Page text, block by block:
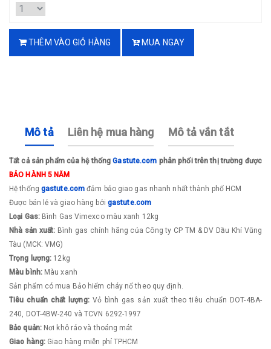
THÊM VÀO GIỎ HÀNG MUA NGAY
Mô tả Liên hệ mua hàng Mô tả vắn tắt
Tất cả sản phẩm của hệ thốngGastute.com phân phối trên thị trường được
BẢO HÀNH 5 NĂM
​Hệ thống gastute.com đảm bảo giao gas nhanh nhất thành phố HCM
Được bán lẻ và giao hàng bởi gastute.com
Loại Gas:Bình Gas Vimexco màu xanh 12kg
Nhà sản xuất: Bình gas chính hãng của Công ty CP TM & DV Dầu Khí Vũng
Tàu (MCK: VMG)
Trọng lượng: 12kg
Màu bình:Màu xanh
Sản phẩm có mua Bảo hiểm cháy nổ theo quy định.
Tiêu chuẩn chất lượng:Vỏ bình gas sản xuất theo tiêu chuẩn DOT-4BA-
240, DOT-4BW-240 và TCVN 6292-1997
Bảo quản:Nơi khô ráo và thoáng mát
Giao hàng: Giao hàng miễn phí TPHCM